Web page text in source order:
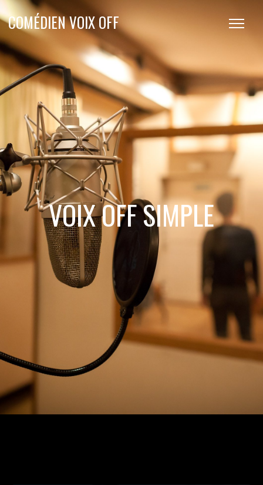
COMÉDIEN VOIX OFF
VOIX OFF SIMPLE